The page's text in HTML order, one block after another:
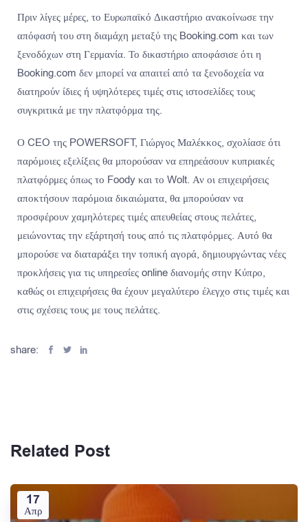
Πριν λίγες μέρες, το Ευρωπαϊκό Δικαστήριο ανακοίνωσε την
απόφασή του στη διαμάχη μεταξύ της Booking.com και των
ξενοδόχων στη Γερμανία. Το δικαστήριο αποφάσισε ότι η
Booking.com δεν μπορεί να απαιτεί από τα ξενοδοχεία να
διατηρούν ίδιες ή υψηλότερες τιμές στις ιστοσελίδες τους
συγκριτικά με την πλατφόρμα της.
Ο CEO της POWERSOFT, Γιώργος Μαλέκκος, σχολίασε ότι
παρόμοιες εξελίξεις θα μπορούσαν να επηρεάσουν κυπριακές
πλατφόρμες όπως το Foody και το Wolt. Αν οι επιχειρήσεις
αποκτήσουν παρόμοια δικαιώματα, θα μπορούσαν να
προσφέρουν χαμηλότερες τιμές απευθείας στους πελάτες,
μειώνοντας την εξάρτησή τους από τις πλατφόρμες. Αυτό θα
μπορούσε να διαταράξει την τοπική αγορά, δημιουργώντας νέες
προκλήσεις για τις υπηρεσίες online διανομής στην Κύπρο,
καθώς οι επιχειρήσεις θα έχουν μεγαλύτερο έλεγχο στις τιμές και
στις σχέσεις τους με τους πελάτες.
share:
Related Post
17
Απρ